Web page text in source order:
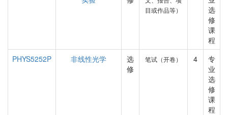
目或作品等）
选
修
课
程
PHYS5252P
非线性光学
选
修
笔试（开卷） 4
专
业
选
修
课
程